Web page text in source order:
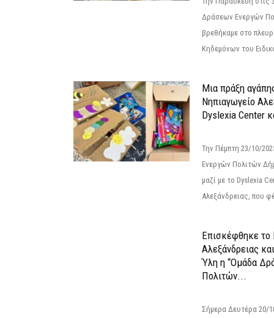
Δράσεων Ενεργών
βρεθήκαμε στο
Κηδεμόνων του
Μια πράξη
Νηπιαγωγείο
Dyslexia Center
Την Πέμπτη 23/10/
Ενεργών Πολιτών
μαζί με το Dyslexia
Αλεξάνδρειας, που
Επισκέφθηκε το
Αλεξάνδρειας
Ύλη η “Ομάδα
Πολιτών...
Σήμερα Δευτέρα